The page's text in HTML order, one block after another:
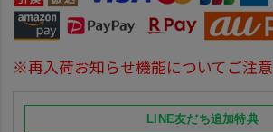
※再入荷お知らせ機能についてご注意
LINE友だち追加特典